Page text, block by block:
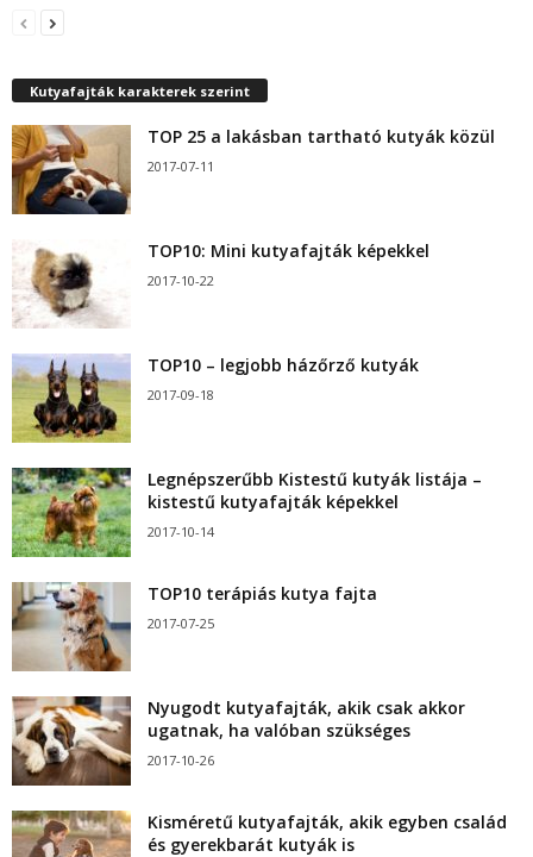
Kutyafajták karakterek szerint
TOP 25 a lakásban tartható kutyák közül
2017-07-11
TOP10: Mini kutyafajták képekkel
2017-10-22
TOP10 – legjobb házőrző kutyák
2017-09-18
Legnépszerűbb Kistestű kutyák listája –
kistestű kutyafajták képekkel
2017-10-14
TOP10 terápiás kutya fajta
2017-07-25
Nyugodt kutyafajták, akik csak akkor
ugatnak, ha valóban szükséges
2017-10-26
Kisméretű kutyafajták, akik egyben család
és gyerekbarát kutyák is